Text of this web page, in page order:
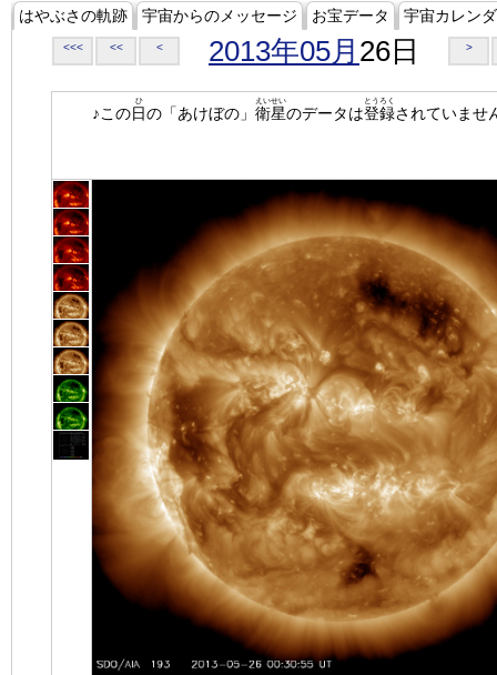
はやぶさの軌跡 宇宙からのメッセージ お宝データ 宇宙カレン
<<< << < 2013年05月 26日 >
♪この日
ひ
の「あけぼの」 衛星
えいせい
のデータは登録
とうろく
されていませ